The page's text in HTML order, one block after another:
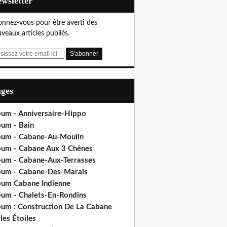
vous pour être averti des
articles publiés.
- Anniversaire-Hippo
- Bain
- Cabane-Au-Moulin
- Cabane Aux 3 Chênes
- Cabane-Aux-Terrasses
- Cabane-Des-Marais
Cabane Indienne
- Chalets-En-Rondins
: Construction De La Cabane
Étoiles